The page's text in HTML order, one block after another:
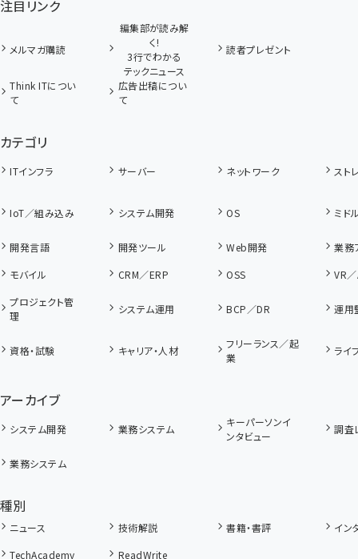
注目リンク
メルマガ購読
編集部が読み解
く!
3行でわかる
テックニュース
読者プレゼント
Think ITについ
て
広告出稿につい
て
カテゴリ
ITインフラ サーバー ネットワーク スト
IoT／組み込み システム開発 OS ミド
開発言語 開発ツール Web開発
業務
モバイル
CRM／ERP OSS
VR
プロジェクト管
理
システム運用 BCP／DR 運用
資格・試験 キャリア・人材
フリーランス／起
業
ライ
アーカイブ
システム開発 業務システム
キーパーソンイ
ンタビュー
調査
業務システム
種別
ニュース 技術解説 書籍・書評
イン
TechAcademy
ReadWrite